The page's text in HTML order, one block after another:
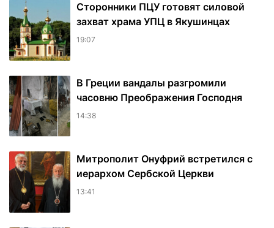
Сторонники ПЦУ готовят силовой
захват храма УПЦ в Якушинцах
19:07
В Греции вандалы разгромили
часовню Преображения Господня
14:38
Митрополит Онуфрий встретился с
иерархом Сербской Церкви
13:41